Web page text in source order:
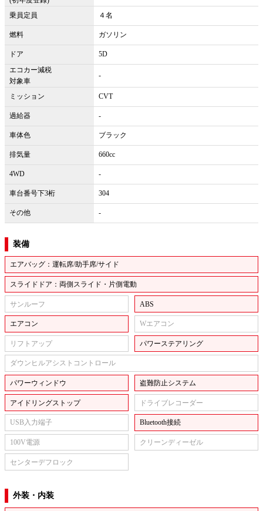
乗員定員 ４名
燃料 ガソリン
ドア
5D
エコカー減税
対象車
-
ミッション CVT
過給器 -
車体色 ブラック
排気量 660cc
4WD -
車台番号下3桁 304
その他 -
装備
エアバッグ：運転席/助手席/サイド
スライドドア：両側スライド・片側電動
サンルーフ ABS
エアコン Wエアコン
リフトアップ パワーステアリング
ダウンヒルアシストコントロール
パワーウィンドウ 盗難防止システム
アイドリングストップ ドライブレコーダー
USB入力端子 Bluetooth接続
100V電源 クリーンディーゼル
センターデフロック
外装・内装